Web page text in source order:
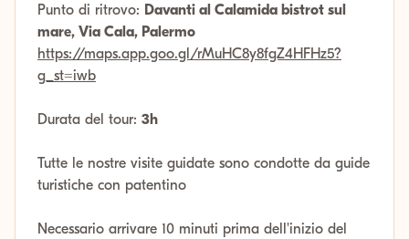
Punto di ritrovo: Davanti al Calamida bistrot sul
mare, Via Cala, Palermo
https://maps.app.goo.gl/rMuHC8y8fgZ4HFHz5?
g_st=iwb
Durata del tour: 3h
Tutte le nostre visite guidate sono condotte da guide
turistiche con patentino
Necessario arrivare 10 minuti prima dell'inizio del